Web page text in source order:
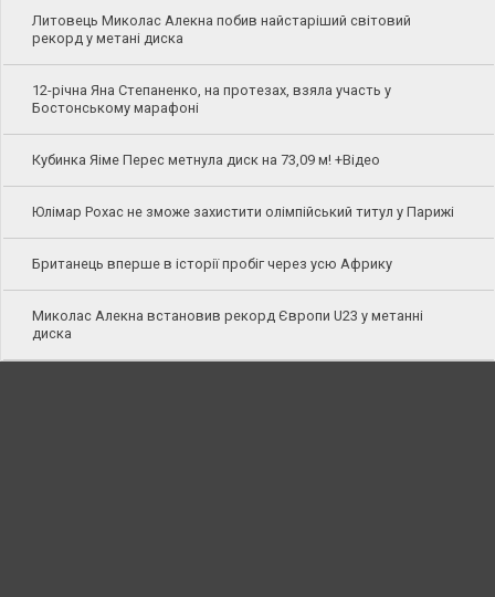
Литовець Миколас Алекна побив найстаріший світовий
рекорд у метані диска
12-річна Яна Степаненко, на протезах, взяла участь у
Бостонському марафоні
Кубинка Яіме Перес метнула диск на 73,09 м! +Відео
Юлімар Рохас не зможе захистити олімпійський титул у Парижі
Британець вперше в історії пробіг через усю Африку
Миколас Алекна встановив рекорд Європи U23 у метанні
диска